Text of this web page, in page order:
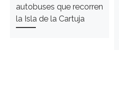
autobuses que recorren
la Isla de la Cartuja